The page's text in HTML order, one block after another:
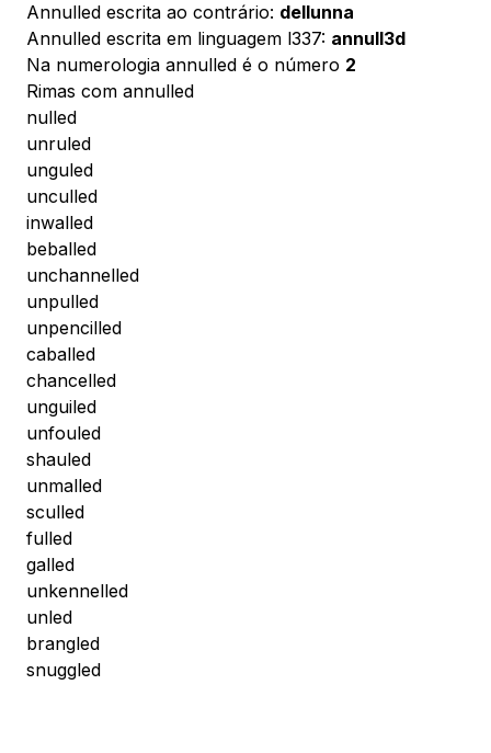
Annulled escrita ao contrário: dellunna
Annulled escrita em linguagem l337: annull3d
Na numerologia annulled é o número 2
Rimas com annulled
nulled
unruled
unguled
unculled
inwalled
beballed
unchannelled
unpulled
unpencilled
caballed
chancelled
unguiled
unfouled
shauled
unmalled
sculled
fulled
galled
unkennelled
unled
brangled
snuggled